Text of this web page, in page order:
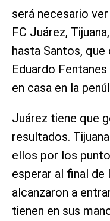
será necesario
FC Juárez,
hasta Santos,
Eduardo
en casa en la
Juárez tiene que
resultados.
ellos por los
esperar al final de
alcanzaron a
tienen en sus